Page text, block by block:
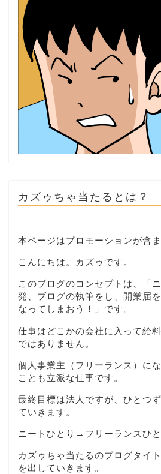
カズゥちゃ当たるとは？
本ページはプロモーションが含
こんにちは。カズゥです。
このブログのコンセプトは、「
発、ブログの執筆をし、開業届
なってしまおう！」です。
仕事はどこかの会社に入って給
ではありません。
個人事業主（フリーランス）に
ことも立派な仕事です。
最終目標は法人ですが、ひとつ
ていきます。
ニートひとり→フリーランスひ
カズゥちゃ当たるのブログタイ
を出していきます。